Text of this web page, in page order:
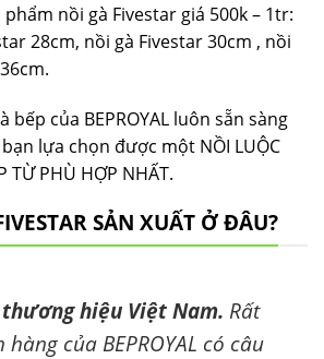
phẩm nồi gà Fivestar giá 500k – 1tr:
28cm, nồi gà Fivestar 30cm , nồi
bếp của BEPROYAL luôn sẵn sàng
lựa chọn được một NỒI LUỘC
TỪ PHÙ HỢP NHẤT.
SẢN XUẤT Ở ĐÂU?
hiệu Việt Nam. Rất
của BEPROYAL có câu